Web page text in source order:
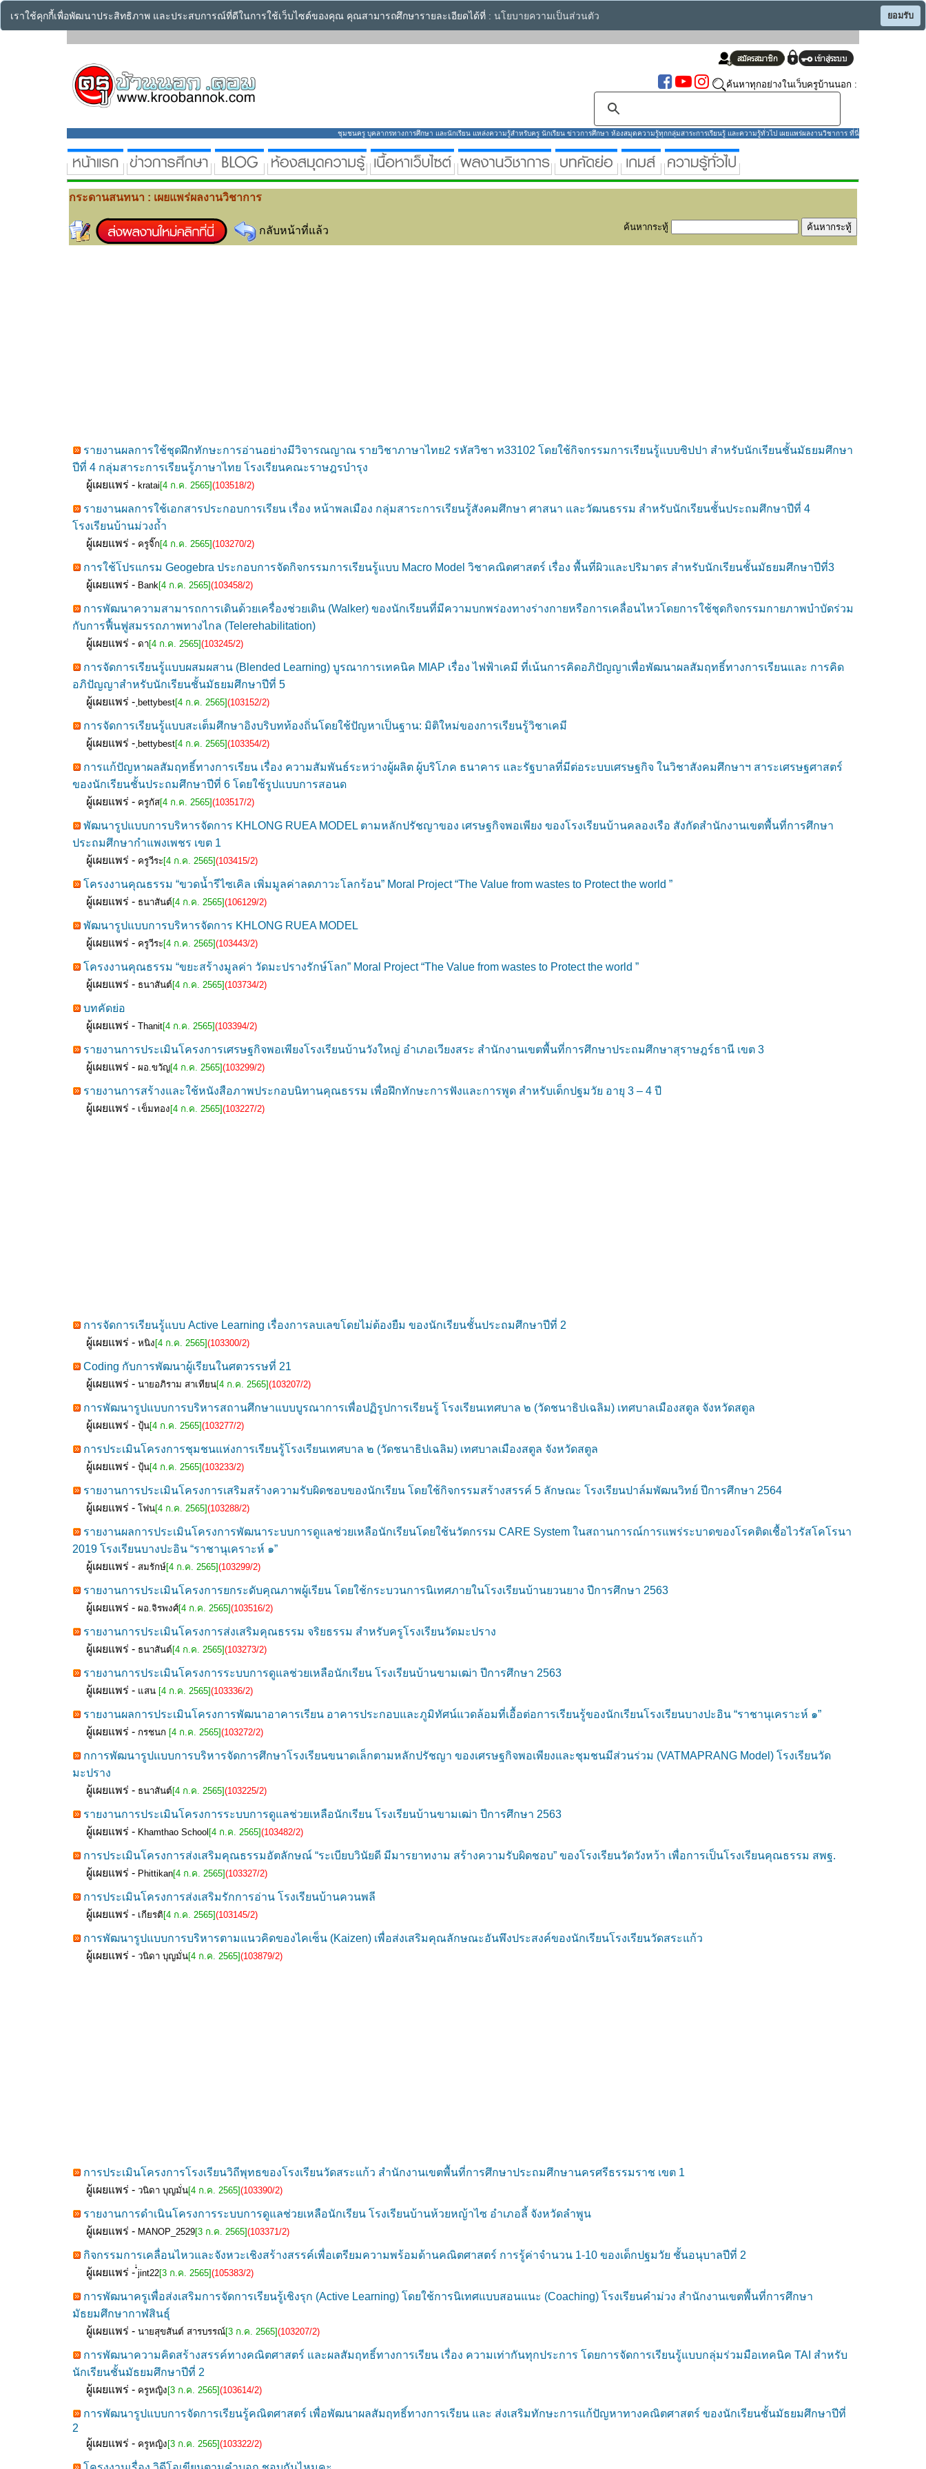
เราใช้คุกกี้เพื่อพัฒนาประสิทธิภาพ และประสบการณ์ที่ดีในการใช้เว็บไซต์ของคุณ คุณสามารถศึกษารายละเอียดได้ที่ : นโยบายความเป็นส่วนตัว ยอมรับ
ค้นหาทุกอย่างในเว็บครูบ้านนอก :
ชุมชนครู บุคลากรทางการศึกษา และนักเรียน แหล่งความรู้สำหรับครู นักเรียน ข่าวการศึกษา ห้องสมุดความรู้ทุกกลุ่มสาระการเรียนรู้ และความรู้ทั่วไป เผยแพร่ผลงานวิชาการ ที่นี่
กระดานสนทนา : เผยแพร่ผลงานวิชาการ
กลับหน้าที่แล้ว ค้นหากระทู้
รายงานผลการใช้ชุดฝึกทักษะการอ่านอย่างมีวิจารณญาณ รายวิชาภาษาไทย2 รหัสวิชา ท33102 โดยใช้กิจกรรมการเรียนรู้แบบซิปปา สำหรับนักเรียนชั้นมัธยมศึกษา
ปีที่ 4 กลุ่มสาระการเรียนรู้ภาษาไทย โรงเรียนคณะราษฎรบำรุง
ผู้เผยแพร่ - kratai [4 ก.ค. 2565](103518/2)
รายงานผลการใช้เอกสารประกอบการเรียน เรื่อง หน้าพลเมือง กลุ่มสาระการเรียนรู้สังคมศึกษา ศาสนา และวัฒนธรรม สำหรับนักเรียนชั้นประถมศึกษาปีที่ 4
โรงเรียนบ้านม่วงถ้ำ
ผู้เผยแพร่ - ครูจิ๊ก [4 ก.ค. 2565](103270/2)
การใช้โปรแกรม Geogebra ประกอบการจัดกิจกรรมการเรียนรู้แบบ Macro Model วิชาคณิตศาสตร์ เรื่อง พื้นที่ผิวและปริมาตร สำหรับนักเรียนชั้นมัธยมศึกษาปีที่3
ผู้เผยแพร่ - Bank[4 ก.ค. 2565](103458/2)
การพัฒนาความสามารถการเดินด้วยเครื่องช่วยเดิน (Walker) ของนักเรียนที่มีความบกพร่องทางร่างกายหรือการเคลื่อนไหวโดยการใช้ชุดกิจกรรมกายภาพบำบัดร่วม
กับการฟื้นฟูสมรรถภาพทางไกล (Telerehabilitation)
ผู้เผยแพร่ - ดา[4 ก.ค. 2565](103245/2)
การจัดการเรียนรู้แบบผสมผสาน (Blended Learning) บูรณาการเทคนิค MIAP เรื่อง ไฟฟ้าเคมี ที่เน้นการคิดอภิปัญญาเพื่อพัฒนาผลสัมฤทธิ์ทางการเรียนและ การคิด
อภิปัญญาสำหรับนักเรียนชั้นมัธยมศึกษาปีที่ 5
ผู้เผยแพร่ - ฺbettybest[4 ก.ค. 2565](103152/2)
การจัดการเรียนรู้แบบสะเต็มศึกษาอิงบริบทท้องถิ่นโดยใช้ปัญหาเป็นฐาน: มิติใหม่ของการเรียนรู้วิชาเคมี
ผู้เผยแพร่ - ฺbettybest[4 ก.ค. 2565](103354/2)
การแก้ปัญหาผลสัมฤทธิ์ทางการเรียน เรื่อง ความสัมพันธ์ระหว่างผู้ผลิต ผู้บริโภค ธนาคาร และรัฐบาลที่มีต่อระบบเศรษฐกิจ ในวิชาสังคมศึกษาฯ สาระเศรษฐศาสตร์
ของนักเรียนชั้นประถมศึกษาปีที่ 6 โดยใช้รูปแบบการสอนด
ผู้เผยแพร่ - ครูกัส[4 ก.ค. 2565](103517/2)
พัฒนารูปแบบการบริหารจัดการ KHLONG RUEA MODEL ตามหลักปรัชญาของ เศรษฐกิจพอเพียง ของโรงเรียนบ้านคลองเรือ สังกัดสำนักงานเขตพื้นที่การศึกษา
ประถมศึกษากำแพงเพชร เขต 1
ผู้เผยแพร่ - ครูวีระ [4 ก.ค. 2565](103415/2)
โครงงานคุณธรรม “ขวดน้ำรีไซเคิล เพิ่มมูลค่าลดภาวะโลกร้อน” Moral Project “The Value from wastes to Protect the world ”
ผู้เผยแพร่ - ธนาสันต์ [4 ก.ค. 2565](106129/2)
พัฒนารูปแบบการบริหารจัดการ KHLONG RUEA MODEL
ผู้เผยแพร่ - ครูวีระ [4 ก.ค. 2565](103443/2)
โครงงานคุณธรรม “ขยะสร้างมูลค่า วัดมะปรางรักษ์โลก” Moral Project “The Value from wastes to Protect the world ”
ผู้เผยแพร่ - ธนาสันต์ [4 ก.ค. 2565](103734/2)
บทคัดย่อ
ผู้เผยแพร่ - Thanit[4 ก.ค. 2565](103394/2)
รายงานการประเมินโครงการเศรษฐกิจพอเพียงโรงเรียนบ้านวังใหญ่ อำเภอเวียงสระ สำนักงานเขตพื้นที่การศึกษาประถมศึกษาสุราษฎร์ธานี เขต 3
ผู้เผยแพร่ - ผอ.ขวัญ[4 ก.ค. 2565](103299/2)
รายงานการสร้างและใช้หนังสือภาพประกอบนิทานคุณธรรม เพื่อฝึกทักษะการฟังและการพูด สำหรับเด็กปฐมวัย อายุ 3 – 4 ปี
ผู้เผยแพร่ - เข็มทอง [4 ก.ค. 2565](103227/2)
การจัดการเรียนรู้แบบ Active Learning เรื่องการลบเลขโดยไม่ต้องยืม ของนักเรียนชั้นประถมศึกษาปีที่ 2
ผู้เผยแพร่ - หนิง [4 ก.ค. 2565](103300/2)
Coding กับการพัฒนาผู้เรียนในศตวรรษที่ 21
ผู้เผยแพร่ - นายอภิราม สาเทียน[4 ก.ค. 2565](103207/2)
การพัฒนารูปแบบการบริหารสถานศึกษาแบบบูรณาการเพื่อปฏิรูปการเรียนรู้ โรงเรียนเทศบาล ๒ (วัดชนาธิปเฉลิม) เทศบาลเมืองสตูล จังหวัดสตูล
ผู้เผยแพร่ - ปุ้น[4 ก.ค. 2565](103277/2)
การประเมินโครงการชุมชนแห่งการเรียนรู้โรงเรียนเทศบาล ๒ (วัดชนาธิปเฉลิม) เทศบาลเมืองสตูล จังหวัดสตูล
ผู้เผยแพร่ - ปุ้น[4 ก.ค. 2565](103233/2)
รายงานการประเมินโครงการเสริมสร้างความรับผิดชอบของนักเรียน โดยใช้กิจกรรมสร้างสรรค์ 5 ลักษณะ โรงเรียนปาล์มพัฒนวิทย์ ปีการศึกษา 2564
ผู้เผยแพร่ - โฟน[4 ก.ค. 2565](103288/2)
รายงานผลการประเมินโครงการพัฒนาระบบการดูแลช่วยเหลือนักเรียนโดยใช้นวัตกรรม CARE System ในสถานการณ์การแพร่ระบาดของโรคติดเชื้อไวรัสโคโรนา
2019 โรงเรียนบางปะอิน “ราชานุเคราะห์ ๑”
ผู้เผยแพร่ - สมรักษ์[4 ก.ค. 2565](103299/2)
รายงานการประเมินโครงการยกระดับคุณภาพผู้เรียน โดยใช้กระบวนการนิเทศภายในโรงเรียนบ้านยวนยาง ปีการศึกษา 2563
ผู้เผยแพร่ - ผอ.จิรพงศ์[4 ก.ค. 2565](103516/2)
รายงานการประเมินโครงการส่งเสริมคุณธรรม จริยธรรม สำหรับครูโรงเรียนวัดมะปราง
ผู้เผยแพร่ - ธนาสันต์ [4 ก.ค. 2565](103273/2)
รายงานการประเมินโครงการระบบการดูแลช่วยเหลือนักเรียน โรงเรียนบ้านขามเฒ่า ปีการศึกษา 2563
ผู้เผยแพร่ - แสน [4 ก.ค. 2565](103336/2)
รายงานผลการประเมินโครงการพัฒนาอาคารเรียน อาคารประกอบและภูมิทัศน์แวดล้อมที่เอื้อต่อการเรียนรู้ของนักเรียนโรงเรียนบางปะอิน “ราชานุเคราะห์ ๑”
ผู้เผยแพร่ - กรชนก [4 ก.ค. 2565](103272/2)
กการพัฒนารูปแบบการบริหารจัดการศึกษาโรงเรียนขนาดเล็กตามหลักปรัชญา ของเศรษฐกิจพอเพียงและชุมชนมีส่วนร่วม (VATMAPRANG Model) โรงเรียนวัด
มะปราง
ผู้เผยแพร่ - ธนาสันต์ [4 ก.ค. 2565](103225/2)
รายงานการประเมินโครงการระบบการดูแลช่วยเหลือนักเรียน โรงเรียนบ้านขามเฒ่า ปีการศึกษา 2563
ผู้เผยแพร่ - Khamthao School [4 ก.ค. 2565](103482/2)
การประเมินโครงการส่งเสริมคุณธรรมอัตลักษณ์ “ระเบียบวินัยดี มีมารยาทงาม สร้างความรับผิดชอบ” ของโรงเรียนวัดวังหว้า เพื่อการเป็นโรงเรียนคุณธรรม สพฐ.
ผู้เผยแพร่ - Phittikan[4 ก.ค. 2565](103327/2)
การประเมินโครงการส่งเสริมรักการอ่าน โรงเรียนบ้านควนพลี
ผู้เผยแพร่ - เกียรติ [4 ก.ค. 2565](103145/2)
การพัฒนารูปแบบการบริหารตามแนวคิดของไคเซ็น (Kaizen) เพื่อส่งเสริมคุณลักษณะอันพึงประสงค์ของนักเรียนโรงเรียนวัดสระแก้ว
ผู้เผยแพร่ - วนิดา บุญมั่น[4 ก.ค. 2565](103879/2)
การประเมินโครงการโรงเรียนวิถีพุทธของโรงเรียนวัดสระแก้ว สำนักงานเขตพื้นที่การศึกษาประถมศึกษานครศรีธรรมราช เขต 1
ผู้เผยแพร่ - วนิดา บุญมั่น[4 ก.ค. 2565](103390/2)
รายงานการดำเนินโครงการระบบการดูแลช่วยเหลือนักเรียน โรงเรียนบ้านห้วยหญ้าไซ อำเภอลี้ จังหวัดลำพูน
ผู้เผยแพร่ - MANOP_2529[3 ก.ค. 2565](103371/2)
กิจกรรมการเคลื่อนไหวและจังหวะเชิงสร้างสรรค์เพื่อเตรียมความพร้อมด้านคณิตศาสตร์ การรู้ค่าจำนวน 1-10 ของเด็กปฐมวัย ชั้นอนุบาลปีที่ 2
ผู้เผยแพร่ -๋่jint22[3 ก.ค. 2565](105383/2)
การพัฒนาครูเพื่อส่งเสริมการจัดการเรียนรู้เชิงรุก (Active Learning) โดยใช้การนิเทศแบบสอนแนะ (Coaching) โรงเรียนคำม่วง สำนักงานเขตพื้นที่การศึกษา
มัธยมศึกษากาฬสินธุ์
ผู้เผยแพร่ - นายสุขสันต์ สารบรรณ์[3 ก.ค. 2565](103207/2)
การพัฒนาความคิดสร้างสรรค์ทางคณิตศาสตร์ และผลสัมฤทธิ์ทางการเรียน เรื่อง ความเท่ากันทุกประการ โดยการจัดการเรียนรู้แบบกลุ่มร่วมมือเทคนิค TAI สำหรับ
นักเรียนชั้นมัธยมศึกษาปีที่ 2
ผู้เผยแพร่ - ครูหญิง [3 ก.ค. 2565](103614/2)
การพัฒนารูปแบบการจัดการเรียนรู้คณิตศาสตร์ เพื่อพัฒนาผลสัมฤทธิ์ทางการเรียน และ ส่งเสริมทักษะการแก้ปัญหาทางคณิตศาสตร์ ของนักเรียนชั้นมัธยมศึกษาปีที่
2
ผู้เผยแพร่ - ครูหญิง [3 ก.ค. 2565](103322/2)